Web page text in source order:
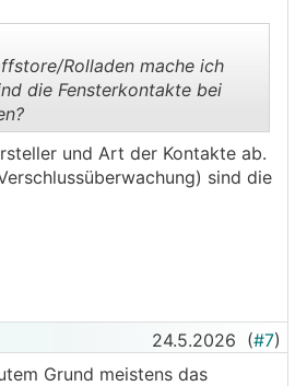
..
Rolladen mache ich
die Fensterkontakte bei
und Art der Kontakte ab.
sind die
24.5.2026 (#7)
Grund meistens das